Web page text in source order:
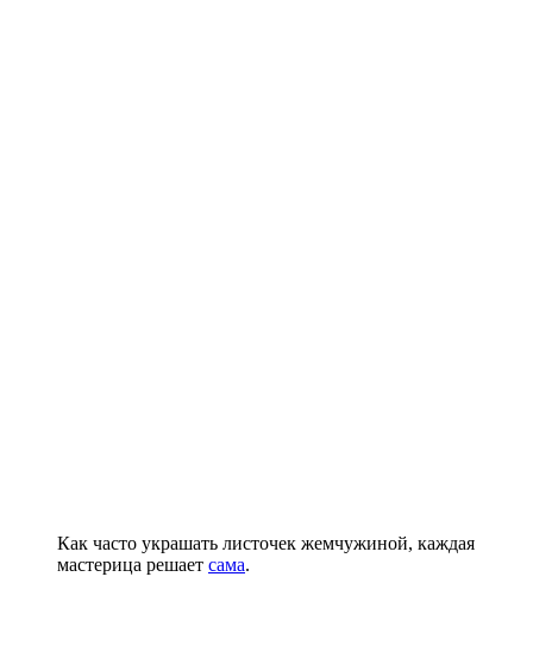
Как часто украшать листочек жемчужиной, каждая
мастерица решает сама.